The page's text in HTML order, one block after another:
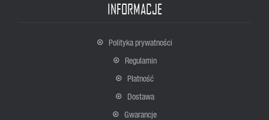
INFORMACJE
Polityka prywatności
Regulamin
Płatność
Dostawa
Gwarancje